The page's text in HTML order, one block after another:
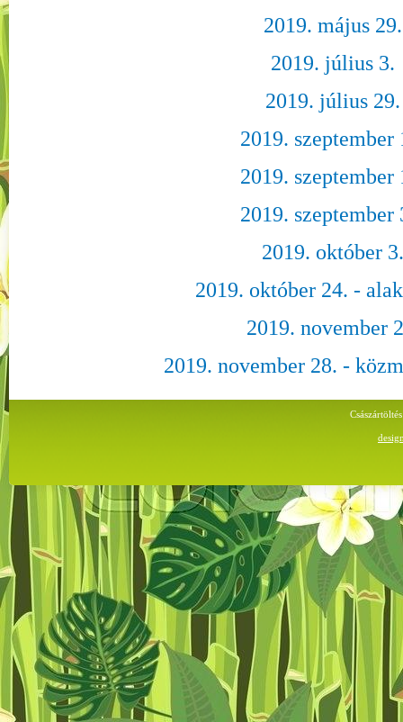
2019. május 29.
2019. július 3.
2019. július 29.
2019. szeptember
2019. szeptember
2019. szeptember
2019. október 3.
2019. október 24. -
2019. november
2019. november 28. -